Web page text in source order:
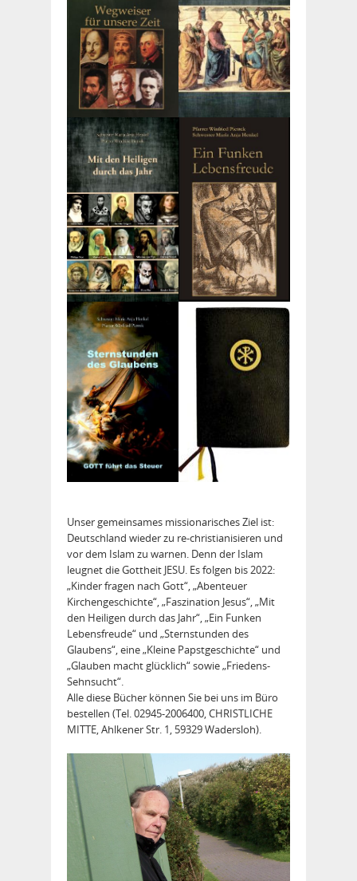
Unser gemeinsames missionarisches Ziel ist:
Deutschland wieder zu re-christianisieren und
vor dem Islam zu warnen. Denn der Islam
leugnet die Gottheit JESU. Es folgen bis 2022:
„Kinder fragen nach Gott“, „Abenteuer
Kirchengeschichte“, „Faszination Jesus“, „Mit
den Heiligen durch das Jahr“, „Ein Funken
Lebensfreude“ und „Sternstunden des
Glaubens“, eine „Kleine Papstgeschichte“ und
„Glauben macht glücklich“ sowie „Friedens-
Sehnsucht“.
Alle diese Bücher können Sie bei uns im Büro
bestellen (Tel. 02945-2006400, CHRISTLICHE
MITTE, Ahlkener Str. 1, 59329 Wadersloh).